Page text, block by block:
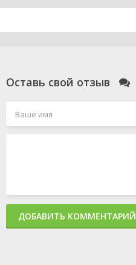
Оставь свой отзыв
ДОБАВИТЬ КОММЕНТАРИЙ